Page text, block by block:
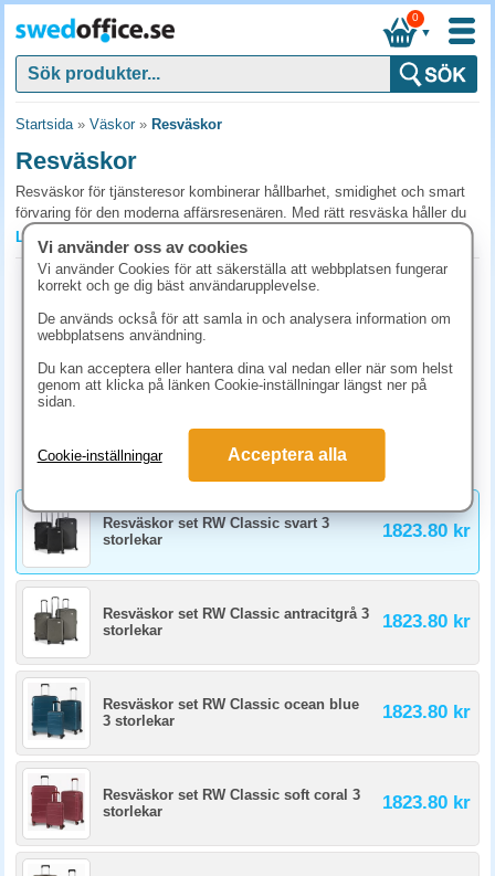
▼
0
Startsida» Väskor» Resväskor
Resväskor
Resväskor för tjänsteresor kombinerar hållbarhet, smidighet och smart
förvaring för den moderna affärsresenären. Med rätt resväska håller du
alla tillhörigheter organiserade och skyddade under hela resan. Hitta rätt
resväskor för era affärsresor hos SwedOffice.
Vanliga frågor och svar om resväskor
Vilken storlek på resväska passar längre tjänsteresor?
För resor på 4-7 dagar passar en mellanstor väska (cirka 65-70 cm). För
kortare resor klarar man sig ofta med kabinväska, det sparar tid och
avgifter vid incheckning.
Hårda eller mjuka resväskor?
Hård väska skyddar bättre mot stötar och regn, bra för elektronik och
bräcklig last. Mjuk väska är lättare och kan packas in mer (vissa har
expansionsfunktion). Välj efter resemönster och vad som vanligen
packas.
Läs mer »
Resväskor set RW Classic svart 3
Art.nr:109610
1823.80 kr (inkl. moms)
Resväskor set RW Classic svart 3
storlekar
1823.80 kr
Resväskor set RW Classic antracitgrå 3
storlekar
1823.80 kr
Resväskor set RW Classic ocean blue
3 storlekar
1823.80 kr
Resväskor set RW Classic soft coral 3
storlekar
1823.80 kr
Vi använder oss av cookies
Vi använder Cookies för att säkerställa att webbplatsen fungerar
korrekt och ge dig bäst användarupplevelse.
De används också för att samla in och analysera information om
webbplatsens användning.
Du kan acceptera eller hantera dina val nedan eller när som helst
genom att klicka på länken Cookie-inställningar längst ner på
sidan.
Cookie-inställningar Acceptera alla